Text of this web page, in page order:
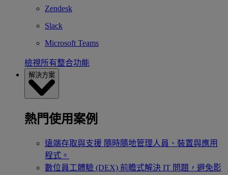
Zendesk
Slack
Microsoft Teams
檢視所有整合功能
解決方案
熱門使用案例
遠端存取與支援 隨時隨地管理人員、裝置與應用
程式。
數位員工體驗 (DEX) 前瞻式解決 IT 問題，避免影